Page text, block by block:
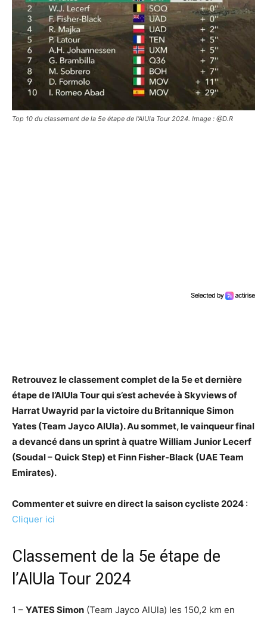
Top 10 du classement de la 5e étape de l'AlUla Tour 2024. Image : @D.R
Retrouvez le classement complet de la 5e et dernière
étape de l’AlUla Tour qui s’est achevée à Skyviews of
Harrat Uwayrid par la victoire du Britannique Simon
Yates (Team Jayco AlUla). Au sommet, le vainqueur final
a devancé dans un sprint à quatre William Junior Lecerf
(Soudal – Quick Step) et Finn Fisher-Black (UAE Team
Emirates).
Commenter et suivre en direct la saison cycliste 2024 :
Cliquer ici
Classement de la 5e étape de
l’AlUla Tour 2024
1 – YATES Simon (Team Jayco AlUla) les 150,2 km en